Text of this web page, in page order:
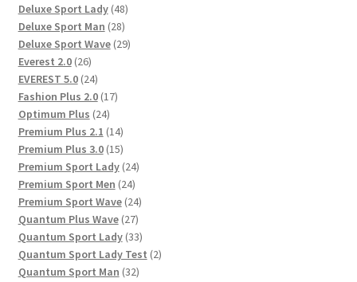
Produkte
Deluxe Sport Lady 4848
Produkte
Deluxe Sport Man 2828
Produkte
Deluxe Sport Wave 2929
Everest 2.0 2626
Produkte
EVEREST 5.0 2424
Produkte
Fashion Plus 2.0 1717
Optimum Plus 2424
Produkte
Premium Plus 2.1 1414
Produkte
Premium Plus 3.0 1515
Produkte
Premium Sport Lady 2424
Premium Sport Men 2424
Produkte
Premium Sport Wave 2424
Produkte
Quantum Plus Wave 2727
Produkte
Quantum Sport Lady 3333
Produkte
Quantum Sport Lady Test 22
Quantum Sport Man 3232